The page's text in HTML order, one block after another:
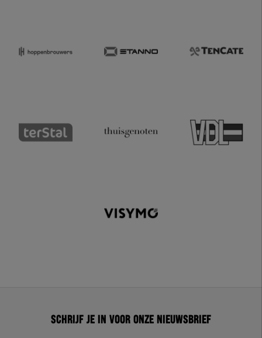
Schrijf je in voor onze nieuwsbrief